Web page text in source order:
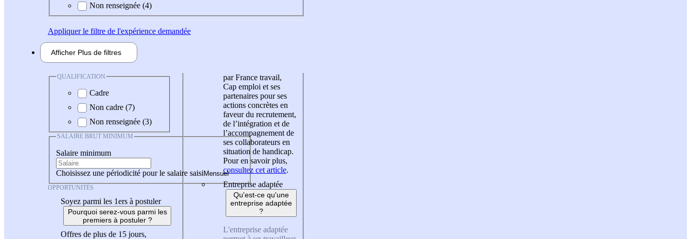
Non renseignée (4)
Appliquerle filtre de l'expérience demandée
Afficher Plus de filtres
QUALIFICATION
Cadre
Non cadre (7)
Non renseignée (3)
SALAIRE BRUT MINIMUM
Salaire minimum
Choisissez une périodicité pour le salaire saisi
OPPORTUNITÉS
Soyez parmi les 1ers à postuler
Pourquoi serez-vous parmi les
premiers à postuler ?
Offres de plus de 15 jours,
par France travail,
Cap emploi et ses
partenaires pour ses
actions concrètes en
faveur du recrutement,
de l’intégration et de
l’accompagnement de
ses collaborateurs en
situation de handicap.
Pour en savoir plus,
consultez cet article.
Entreprise adaptée
Qu'est-ce qu'une
entreprise adaptée
?
L'entreprise adaptée